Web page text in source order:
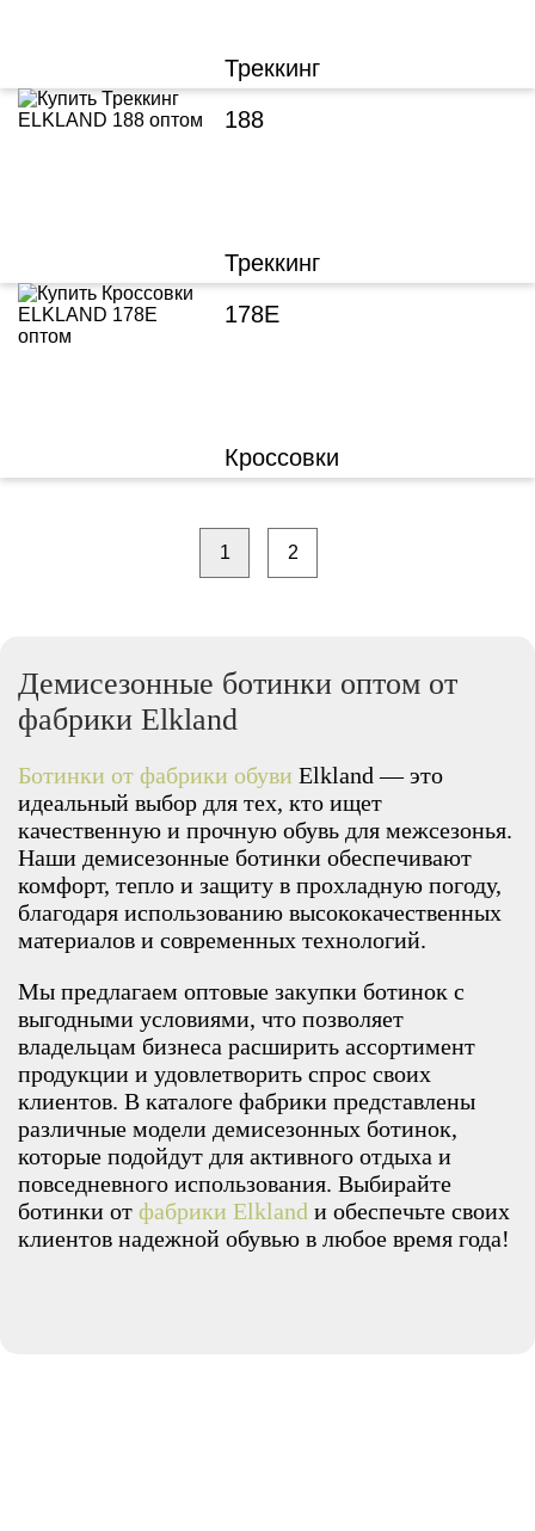
Треккинг
188
Треккинг
178E
Кроссовки
1 2
Демисезонные ботинки оптом от
фабрики Elkland
Ботинки от фабрики обуви Elkland — это
идеальный выбор для тех, кто ищет
качественную и прочную обувь для межсезонья.
Наши демисезонные ботинки обеспечивают
комфорт, тепло и защиту в прохладную погоду,
благодаря использованию высококачественных
материалов и современных технологий.
Мы предлагаем оптовые закупки ботинок с
выгодными условиями, что позволяет
владельцам бизнеса расширить ассортимент
продукции и удовлетворить спрос своих
клиентов. В каталоге фабрики представлены
различные модели демисезонных ботинок,
которые подойдут для активного отдыха и
повседневного использования. Выбирайте
ботинки от фабрики Elkland и обеспечьте своих
клиентов надежной обувью в любое время года!